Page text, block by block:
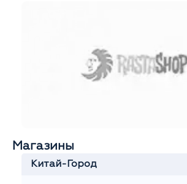
Магазины
Китай-Город